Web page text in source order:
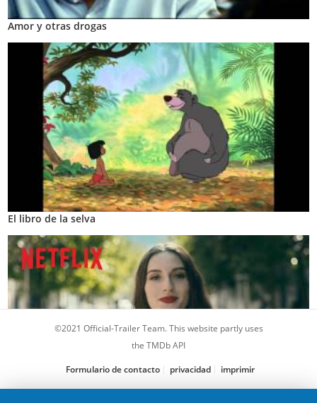
Amor y otras drogas
El libro de la selva
©2021 Official-Trailer Team. This website partly uses
the TMDb API
Formulario de contacto
privacidad imprimir